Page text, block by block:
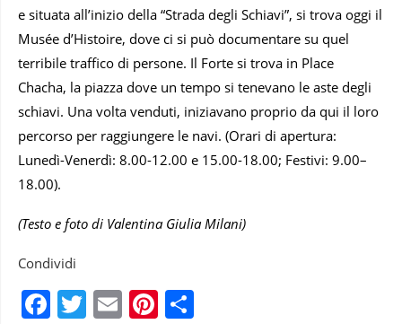
e situata all’inizio della “Strada degli Schiavi”, si trova oggi il
Musée d’Histoire, dove ci si può documentare su quel
terribile traffico di persone. Il Forte si trova in Place
Chacha, la piazza dove un tempo si tenevano le aste degli
schiavi. Una volta venduti, iniziavano proprio da qui il loro
percorso per raggiungere le navi. (Orari di apertura:
Lunedì-Venerdì: 8.00-12.00 e 15.00-18.00; Festivi: 9.00–
18.00).
(Testo e foto di Valentina Giulia Milani)
Condividi
Facebook
Twitter
EmailPinterest